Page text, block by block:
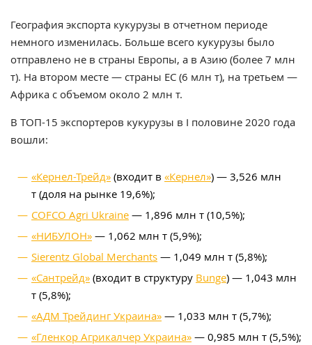
География экспорта кукурузы в отчетном периоде
немного изменилась. Больше всего кукурузы было
отправлено не в страны Европы, а в Азию (более 7 млн
т). На втором месте — страны ЕС (6 млн т), на третьем —
Африка с объемом около 2 млн т.
В ТОП-15 экспортеров кукурузы в I половине 2020 года
вошли:
«Кернел-Трейд» (входит в «Кернел») — 3,526 млн
т (доля на рынке 19,6%);
COFCO Agri Ukraine — 1,896 млн т (10,5%);
«НИБУЛОН» — 1,062 млн т (5,9%);
Sierentz Global Merchants — 1,049 млн т (5,8%);
«Сантрейд» (входит в структуру Bunge) — 1,043 млн
т (5,8%);
«АДМ Трейдинг Украина» — 1,033 млн т (5,7%);
«Гленкор Агрикалчер Украина» — 0,985 млн т (5,5%);